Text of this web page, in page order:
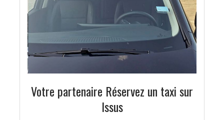
Votre partenaire Réservez un taxi sur
Issus